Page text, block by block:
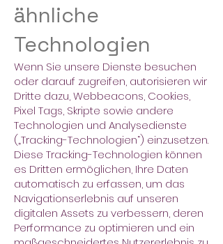
ähnliche
Technologien
Wenn Sie unsere Dienste besuchen
oder darauf zugreifen, autorisieren wir
Dritte dazu, Webbeacons, Cookies,
Pixel Tags, Skripte sowie andere
Technologien und Analysedienste
(„Tracking-Technologien“) einzusetzen.
Diese Tracking-Technologien können
es Dritten ermöglichen, Ihre Daten
automatisch zu erfassen, um das
Navigationserlebnis auf unseren
digitalen Assets zu verbessern, deren
Performance zu optimieren und ein